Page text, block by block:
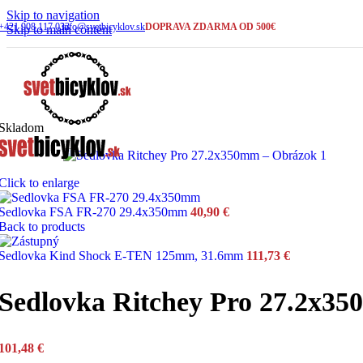
Skip to navigation
Skip to main content
908 117 033info@svetbicyklov.skDOPRAVA ZDARMA OD 500€
to enlarge
FSA FR-270 29.4x350mm 40,90 €
to products
Kind Shock E-TEN 125mm, 31.6mm 111,73 €
Ritchey Pro
€